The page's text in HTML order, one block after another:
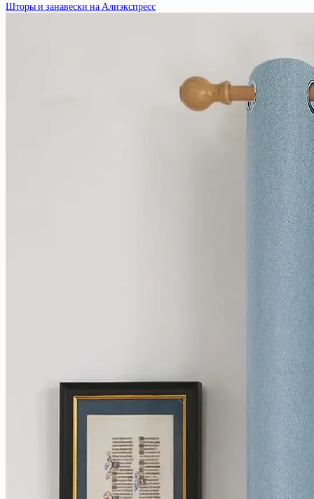
Шторы и занавески на Алиэкспресс